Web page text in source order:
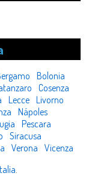
Bolonia
Cosenza
Lecce Livorno
Nápoles
Pescara
Siracusa
Verona Vicenza
.